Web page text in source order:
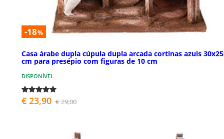
-18%
Casa árabe dupla cúpula dupla arcada cortinas azuis
cm para presépio com figuras de 10 cm
DISPONÍVEL
€ 23,90 € 29,00